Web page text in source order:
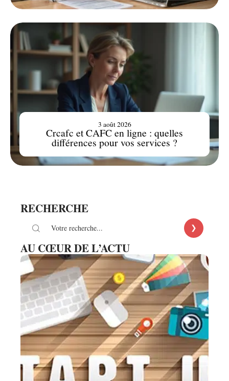
Crcafc et CAFC en ligne : quelles
différences pour vos services ?
3 août 2026
RECHERCHE
AU CŒUR DE L’ACTU